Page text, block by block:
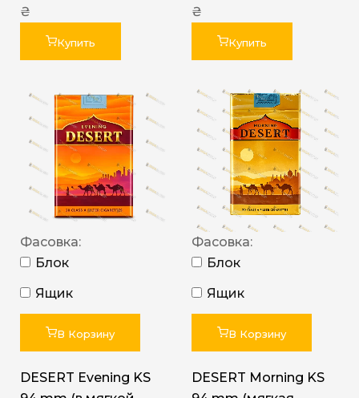
₴
Купить
₴
Купить
Фасовка:
Блок
Ящик
В Корзину
DESERT Evening KS
Фасовка:
Блок
Ящик
В Корзину
DESERT Morning KS